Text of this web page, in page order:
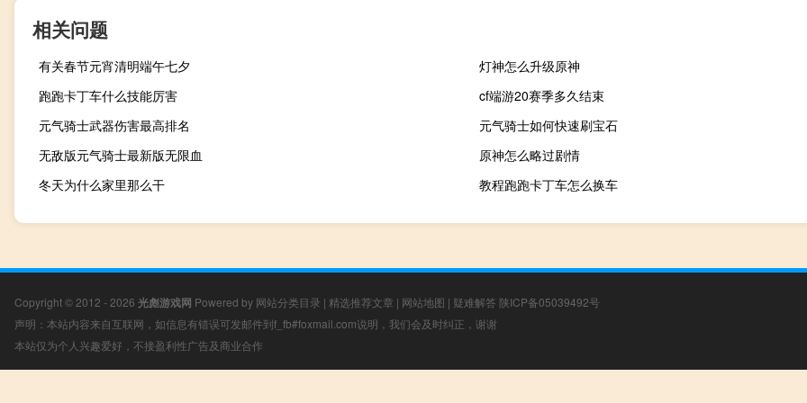
相关问题
有关春节元宵清明端午七夕
灯神怎么升级原神
跑跑卡丁车什么技能厉害
cf端游20赛季多久结束
元气骑士武器伤害最高排名
元气骑士如何快速刷宝石
无敌版元气骑士最新版无限血
原神怎么略过剧情
冬天为什么家里那么干
教程跑跑卡丁车怎么换车
Copyright © 2012 - 2026 光彪游戏网 Powered by 网站分类目录 | 精选推荐文章 | 网站地图 | 疑难解答 陕ICP备05039492号
声明：本站内容来自互联网，如信息有错误可发邮件到f_fb#foxmail.com说明，我们会及时纠正，谢谢
本站仅为个人兴趣爱好，不接盈利性广告及商业合作